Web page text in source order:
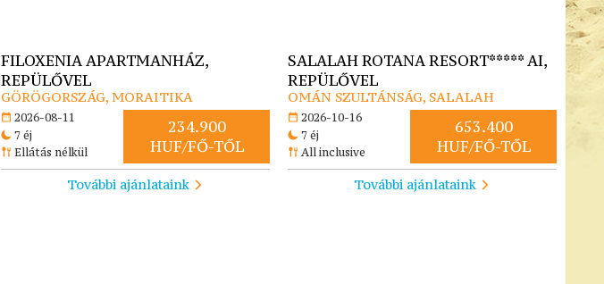
FILOXENIA APARTMANHÁZ,
REPÜLŐVEL
GÖRÖGORSZÁG, MORAITIKA
2026-08-11
7 éj
Ellátás nélkül
234.900
HUF/FŐ-TŐL
További ajánlataink
SALALAH ROTANA RESORT***** AI,
REPÜLŐVEL
OMÁN SZULTÁNSÁG, SALALAH
2026-10-16
7 éj
All inclusive
653.400
HUF/FŐ-TŐL
További ajánlataink